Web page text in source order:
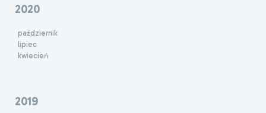
2020
październik
lipiec
kwiecień
2019